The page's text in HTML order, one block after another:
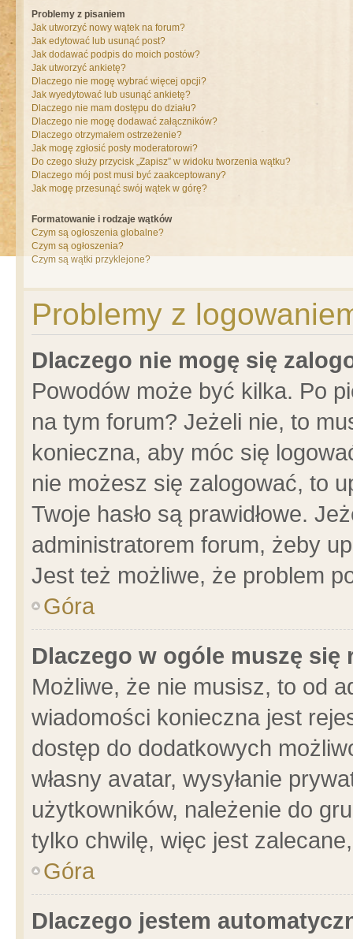
Problemy z pisaniem
Jak utworzyć nowy wątek na forum?
Jak edytować lub usunąć post?
Jak dodawać podpis do moich postów?
Jak utworzyć ankietę?
Dlaczego nie mogę wybrać więcej opcji?
Jak wyedytować lub usunąć ankietę?
Dlaczego nie mam dostępu do działu?
Dlaczego nie mogę dodawać załączników?
Dlaczego otrzymałem ostrzeżenie?
Jak mogę zgłosić posty moderatorowi?
Do czego służy przycisk „Zapisz” w widoku tworzenia wątku?
Dlaczego mój post musi być zaakceptowany?
Jak mogę przesunąć swój wątek w górę?
Formatowanie i rodzaje wątków
Czym są ogłoszenia globalne?
Czym są ogłoszenia?
Czym są wątki przyklejone?
Problemy z
Dlaczego nie mogę się
Powodów może być kilka. Po
na tym forum? Jeżeli nie, to
konieczna, aby móc się
nie możesz się zalogować, to
Twoje hasło są prawidłowe.
administratorem forum, żeby
Jest też możliwe, że problem
Góra
Dlaczego w ogóle muszę się
Możliwe, że nie musisz, to od
wiadomości konieczna jest
dostęp do dodatkowych
własny avatar, wysyłanie
użytkowników, należenie do
tylko chwilę, więc jest
Góra
Dlaczego jestem